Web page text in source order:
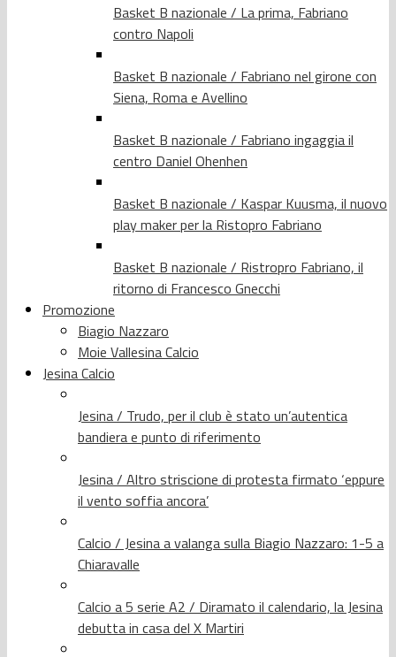
Basket B nazionale / La prima, Fabriano
contro Napoli
Basket B nazionale / Fabriano nel girone con
Siena, Roma e Avellino
Basket B nazionale / Fabriano ingaggia il
centro Daniel Ohenhen
Basket B nazionale / Kaspar Kuusma, il nuovo
play maker per la Ristopro Fabriano
Basket B nazionale / Ristropro Fabriano, il
ritorno di Francesco Gnecchi
Promozione
Biagio Nazzaro
Moie Vallesina Calcio
Jesina Calcio
Jesina / Trudo, per il club è stato un’autentica
bandiera e punto di riferimento
Jesina / Altro striscione di protesta firmato ‘eppure
il vento soffia ancora’
Calcio / Jesina a valanga sulla Biagio Nazzaro: 1-5 a
Chiaravalle
Calcio a 5 serie A2 / Diramato il calendario, la Jesina
debutta in casa del X Martiri